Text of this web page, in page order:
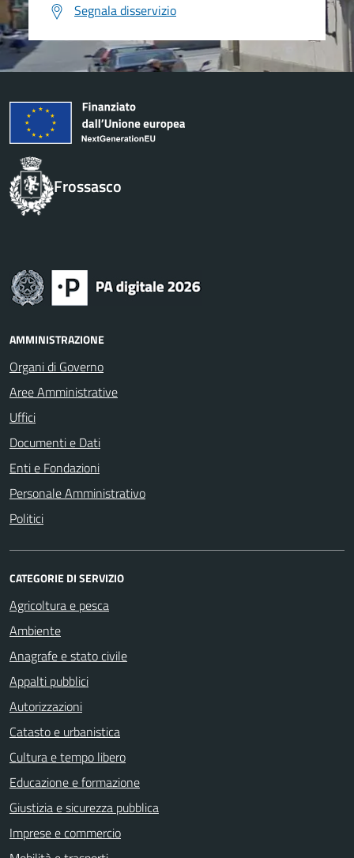
Segnala disservizio
Frossasco
AMMINISTRAZIONE
Organi di Governo
Aree Amministrative
Uffici
Documenti e Dati
Enti e Fondazioni
Personale Amministrativo
Politici
CATEGORIE DI SERVIZIO
Agricoltura e pesca
Ambiente
Anagrafe e stato civile
Appalti pubblici
Autorizzazioni
Catasto e urbanistica
Cultura e tempo libero
Educazione e formazione
Giustizia e sicurezza pubblica
Imprese e commercio